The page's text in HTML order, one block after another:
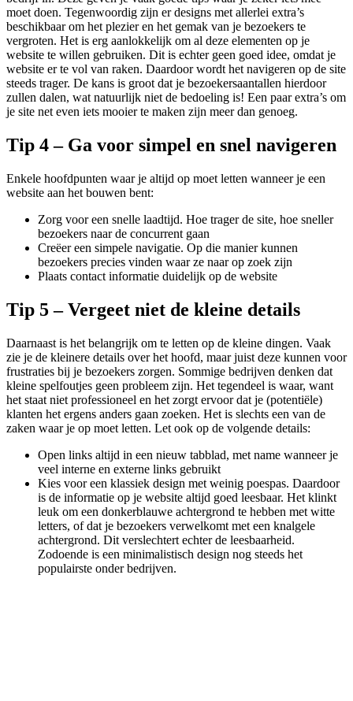
moet doen. Tegenwoordig zijn er designs met allerlei extra’s
beschikbaar om het plezier en het gemak van je bezoekers te
vergroten. Het is erg aanlokkelijk om al deze elementen op je
website te willen gebruiken. Dit is echter geen goed idee, omdat je
website er te vol van raken. Daardoor wordt het navigeren op de site
steeds trager. De kans is groot dat je bezoekersaantallen hierdoor
zullen dalen, wat natuurlijk niet de bedoeling is! Een paar extra’s om
je site net even iets mooier te maken zijn meer dan genoeg.
Tip 4 – Ga voor simpel en snel navigeren
Enkele hoofdpunten waar je altijd op moet letten wanneer je een
website aan het bouwen bent:
Zorg voor een snelle laadtijd. Hoe trager de site, hoe sneller
bezoekers naar de concurrent gaan
Creëer een simpele navigatie. Op die manier kunnen
bezoekers precies vinden waar ze naar op zoek zijn
Plaats contact informatie duidelijk op de website
Tip 5 – Vergeet niet de kleine details
Daarnaast is het belangrijk om te letten op de kleine dingen. Vaak
zie je de kleinere details over het hoofd, maar juist deze kunnen voor
frustraties bij je bezoekers zorgen. Sommige bedrijven denken dat
kleine spelfoutjes geen probleem zijn. Het tegendeel is waar, want
het staat niet professioneel en het zorgt ervoor dat je (potentiële)
klanten het ergens anders gaan zoeken. Het is slechts een van de
zaken waar je op moet letten. Let ook op de volgende details:
Open links altijd in een nieuw tabblad, met name wanneer je
veel interne en externe links gebruikt
Kies voor een klassiek design met weinig poespas. Daardoor
is de informatie op je website altijd goed leesbaar. Het klinkt
leuk om een donkerblauwe achtergrond te hebben met witte
letters, of dat je bezoekers verwelkomt met een knalgele
achtergrond. Dit verslechtert echter de leesbaarheid.
Zodoende is een minimalistisch design nog steeds het
populairste onder bedrijven.